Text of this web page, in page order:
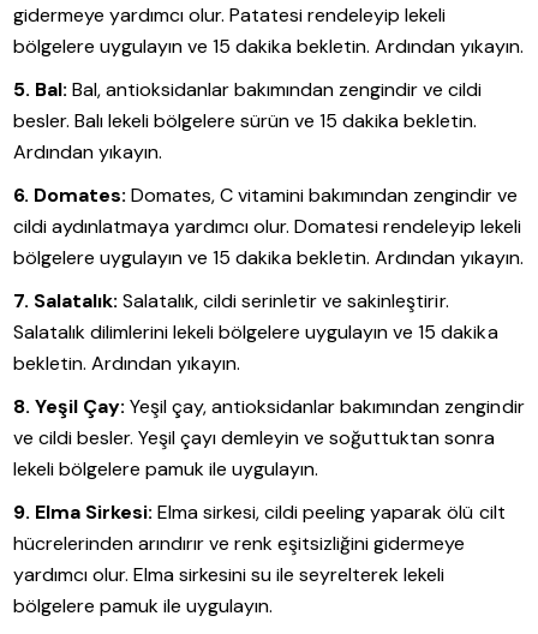
gidermeye yardımcı olur. Patatesi rendeleyip lekeli
bölgelere uygulayın ve 15 dakika bekletin. Ardından yıkayın.
5. Bal: Bal, antioksidanlar bakımından zengindir ve cildi
besler. Balı lekeli bölgelere sürün ve 15 dakika bekletin.
Ardından yıkayın.
6. Domates: Domates, C vitamini bakımından zengindir ve
cildi aydınlatmaya yardımcı olur. Domatesi rendeleyip lekeli
bölgelere uygulayın ve 15 dakika bekletin. Ardından yıkayın.
7. Salatalık: Salatalık, cildi serinletir ve sakinleştirir.
Salatalık dilimlerini lekeli bölgelere uygulayın ve 15 dakika
bekletin. Ardından yıkayın.
8. Yeşil Çay: Yeşil çay, antioksidanlar bakımından zengindir
ve cildi besler. Yeşil çayı demleyin ve soğuttuktan sonra
lekeli bölgelere pamuk ile uygulayın.
9. Elma Sirkesi: Elma sirkesi, cildi peeling yaparak ölü cilt
hücrelerinden arındırır ve renk eşitsizliğini gidermeye
yardımcı olur. Elma sirkesini su ile seyrelterek lekeli
bölgelere pamuk ile uygulayın.